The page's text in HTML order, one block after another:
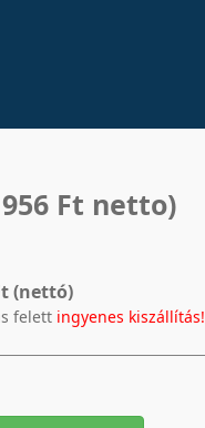
Ft netto)
(nettó)
felett ingyenes kiszállítás!